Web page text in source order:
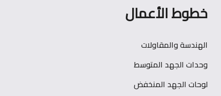
خطوط الأعمال
الهندسة والمقاولات
وحدات الجهد المتوسط
لوحات الجهد المنخفض